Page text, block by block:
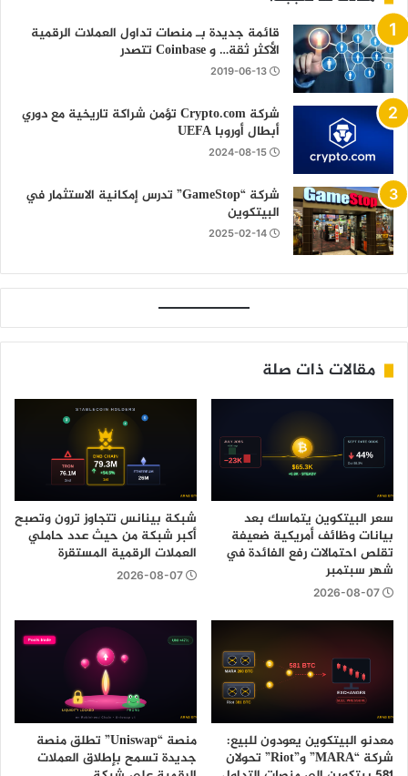
قائمة جديدة بـ منصات تداول العملات الرقمية
الأكثر ثقة… و Coinbase تتصدر
2019-06-13
شركة Crypto.com تؤمن شراكة تاريخية مع دوري
أبطال أوروبا UEFA
2024-08-15
شركة “GameStop” تدرس إمكانية الاستثمار في
البيتكوين
2025-02-14
مقالات ذات صلة
سعر البيتكوين يتماسك بعد
بيانات وظائف أمريكية ضعيفة
تقلص احتمالات رفع الفائدة في
شهر سبتمبر
2026-08-07
شبكة بينانس تتجاوز ترون وتصبح
أكبر شبكة من حيث عدد حاملي
العملات الرقمية المستقرة
2026-08-07
معدنو البيتكوين يعودون للبيع:
شركة “MARA” و”Riot” تحولان
منصة “Uniswap” تطلق منصة
جديدة تسمح بإطلاق العملات